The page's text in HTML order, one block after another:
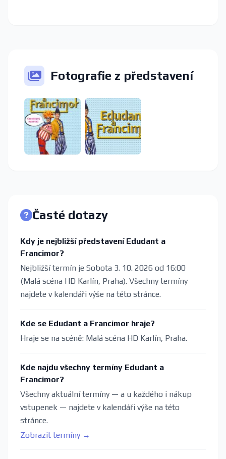
Fotografie z představení
Časté dotazy
Kdy je nejbližší představení Edudant a
Francimor?
Nejbližší termín je Sobota 3. 10. 2026 od 16:00
(Malá scéna HD Karlín, Praha). Všechny termíny
najdete v kalendáři výše na této stránce.
Kde se Edudant a Francimor hraje?
Hraje se na scéně: Malá scéna HD Karlín, Praha.
Kde najdu všechny termíny Edudant a
Francimor?
Všechny aktuální termíny — a u každého i nákup
vstupenek — najdete v kalendáři výše na této
stránce.
Zobrazit termíny →